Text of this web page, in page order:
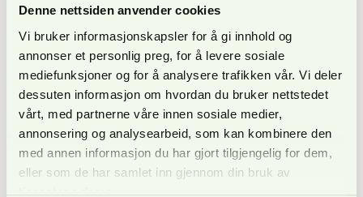
Denne nettsiden anvender cookies
Vi bruker informasjonskapsler for å gi innhold og
annonser et personlig preg, for å levere sosiale
mediefunksjoner og for å analysere trafikken vår. Vi deler
dessuten informasjon om hvordan du bruker nettstedet
vårt, med partnerne våre innen sosiale medier,
annonsering og analysearbeid, som kan kombinere den
med annen informasjon du har gjort tilgjengelig for dem,
eller som de har samlet inn gjennom din bruk av
– Det er avgjørende å få en endelig avklaring på
prinsipielle spørsmål i ulveforvaltningen og det er
dermed en nødvendighet at saken går til
Høyesteret, har Naturbruksalliansen, som NORSKOG
er en del av, tidligere uttalt.